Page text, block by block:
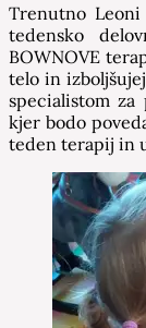
Trenutno
tedensko
BOWNOVE
telo in
specialistom za
kjer bodo
teden terapij in